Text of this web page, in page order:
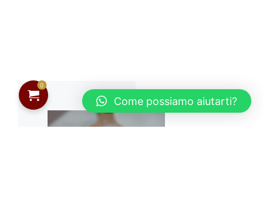
0
Come possiamo aiutarti?